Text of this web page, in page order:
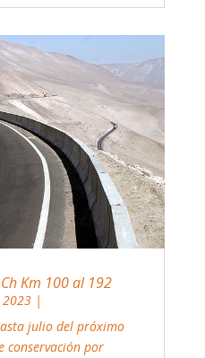
Km 100 al 192
2023|
julio del próximo
conservación por